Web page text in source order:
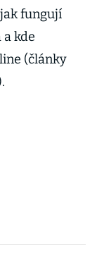
fungují
kde
(články